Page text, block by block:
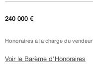
240 000 €
Honoraires à la charge du vendeur
Voir le Barème d'Honoraires